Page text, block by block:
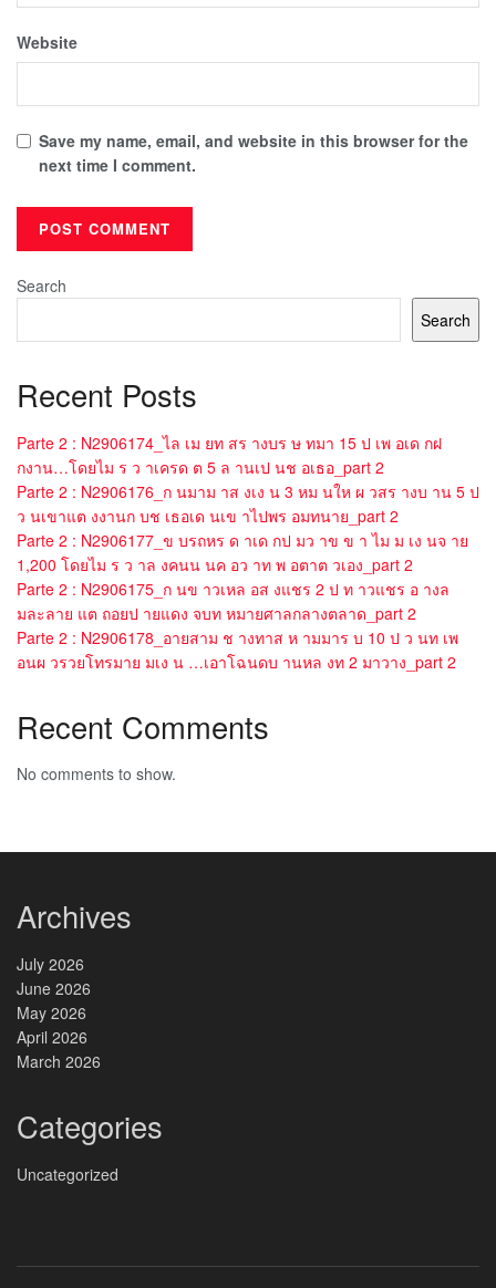
Website
Save my name, email, and website in this browser for the
next time I comment.
Search
Search
Recent Posts
Parte 2 : N2906174_ไล เม ยท สร างบร ษ ทมา 15 ป เพ อเด กฝ
กงาน…โดยไม ร ว าเครด ต 5 ล านเป นช อเธอ_part 2
Parte 2 : N2906176_ก นมาม าส งเง น 3 หม นให ผ วสร างบ าน 5 ป
ว นเขาแต งงานก บช เธอเด นเข าไปพร อมทนาย_part 2
Parte 2 : N2906177_ข บรถหร ด าเด กป มว าข ข า ไม ม เง นจ าย
1,200 โดยไม ร ว าล งคนน นค อว าท พ อตาต วเอง_part 2
Parte 2 : N2906175_ก นข าวเหล อส งแชร 2 ป ท าวแชร อ างล
มละลาย แต ถอยป ายแดง จบท หมายศาลกลางตลาด_part 2
Parte 2 : N2906178_อายสาม ช างทาส ห ามมาร บ 10 ป ว นท เพ
อนผ วรวยโทรมาย มเง น …เอาโฉนดบ านหล งท 2 มาวาง_part 2
Recent Comments
No comments to show.
Archives
July 2026
June 2026
May 2026
April 2026
March 2026
Categories
Uncategorized